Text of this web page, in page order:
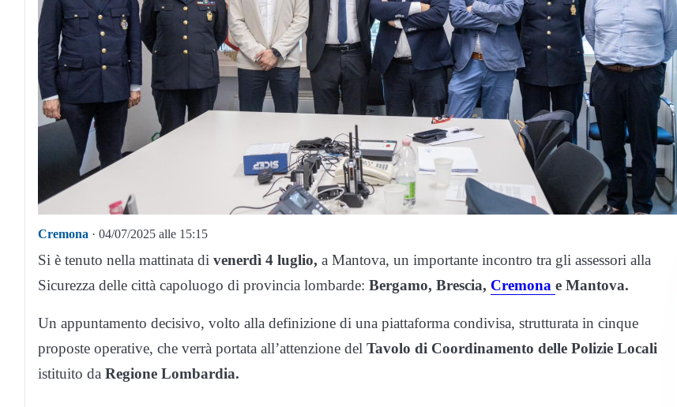
Cremona · 04/07/2025 alle 15:15
Si è tenuto nella mattinata di venerdì 4 luglio, a Mantova, un importante incontro tra gli assessori alla
Sicurezza delle città capoluogo di provincia lombarde: Bergamo, Brescia, Cremona e Mantova.
Un appuntamento decisivo, volto alla definizione di una piattaforma condivisa, strutturata in cinque
proposte operative, che verrà portata all’attenzione del Tavolo di Coordinamento delle Polizie Locali
istituito da Regione Lombardia.